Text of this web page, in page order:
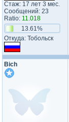
Стаж: 17 лет 3 мес.
Сообщений: 23
Ratio: 11.018
13.61%
Откуда: Тобольск
Bich